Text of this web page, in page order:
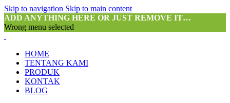
Skip to navigation Skip to main content
ADD ANYTHING HERE OR JUST REMOVE IT…
Wrong menu selected
HOME
TENTANG KAMI
PRODUK
KONTAK
BLOG